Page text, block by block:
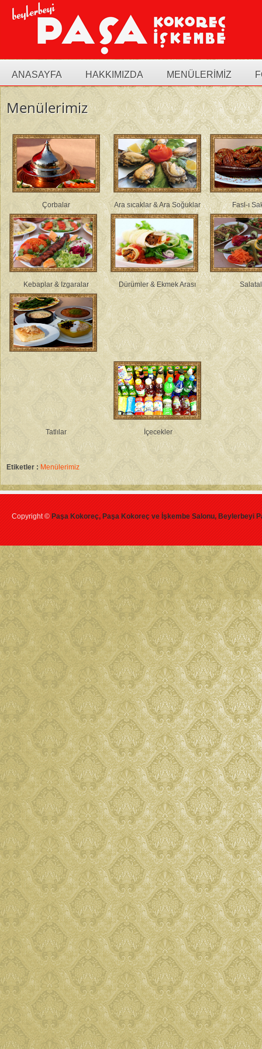
ANASAYFA HAKKIMIZDA MENÜLERIMIZ
Menülerimiz
Çorbalar Ara sıcaklar & Ara Soğuklar Fasl-ı
Kebaplar & Izgaralar Dürümler & Ekmek Arası
Tatlılar İçecekler
Etiketler : Menülerimiz
Copyright ©Paşa Kokoreç, Paşa Kokoreç ve İşkembe Salonu, Beylerbeyi